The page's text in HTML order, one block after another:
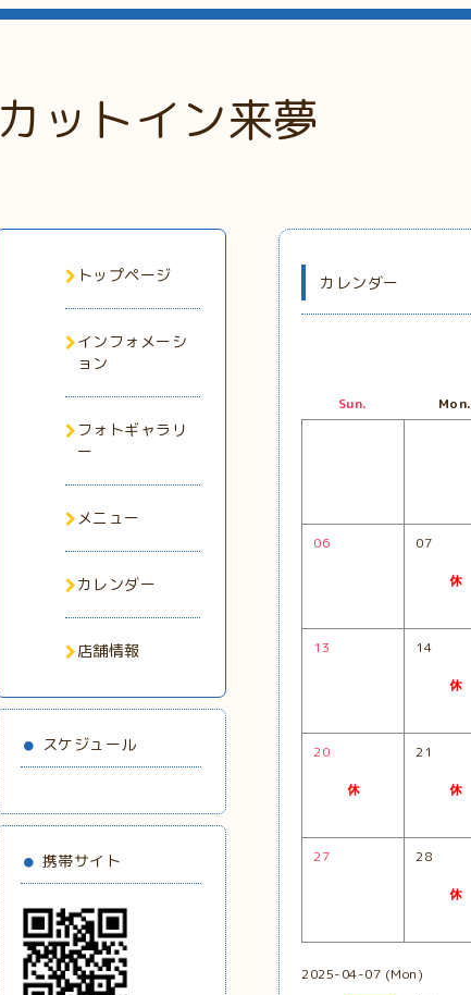
カットイン来夢
カレンダー
Sun. Mon.
06 07
13 14
20 21
27 28
2025-04-07 (Mon)
トップページ
インフォメーシ
ョン
フォトギャラリ
ー
メニュー
カレンダー
店舗情報
スケジュール
携帯サイト